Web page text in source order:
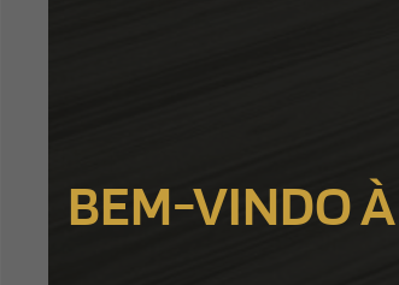
BEM-VINDO